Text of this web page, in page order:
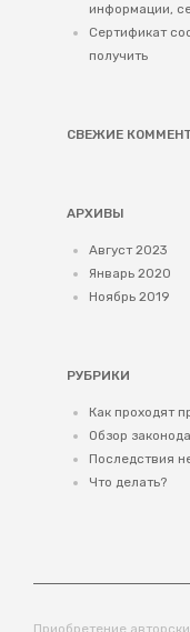
информации,
Сертификат
получить
СВЕЖИЕ
АРХИВЫ
Август 2023
Январь 2020
Ноябрь 2019
РУБРИКИ
Как проходят
Обзор
Последствия
Что делать?
Приобретение